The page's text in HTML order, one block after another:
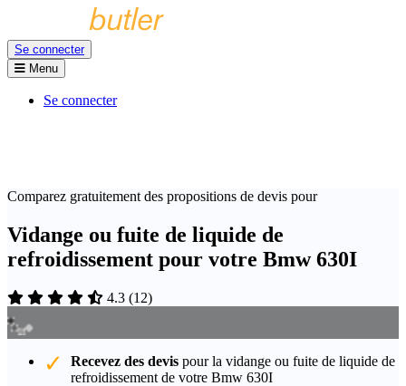
Se connecter
Menu
Se connecter
Comparez gratuitement des propositions de devis pour
Vidange ou fuite de liquide de
refroidissement pour votre Bmw 630I
4.3 (12)
Recevez des devis pour la vidange ou fuite de liquide de
refroidissement de votre Bmw 630I